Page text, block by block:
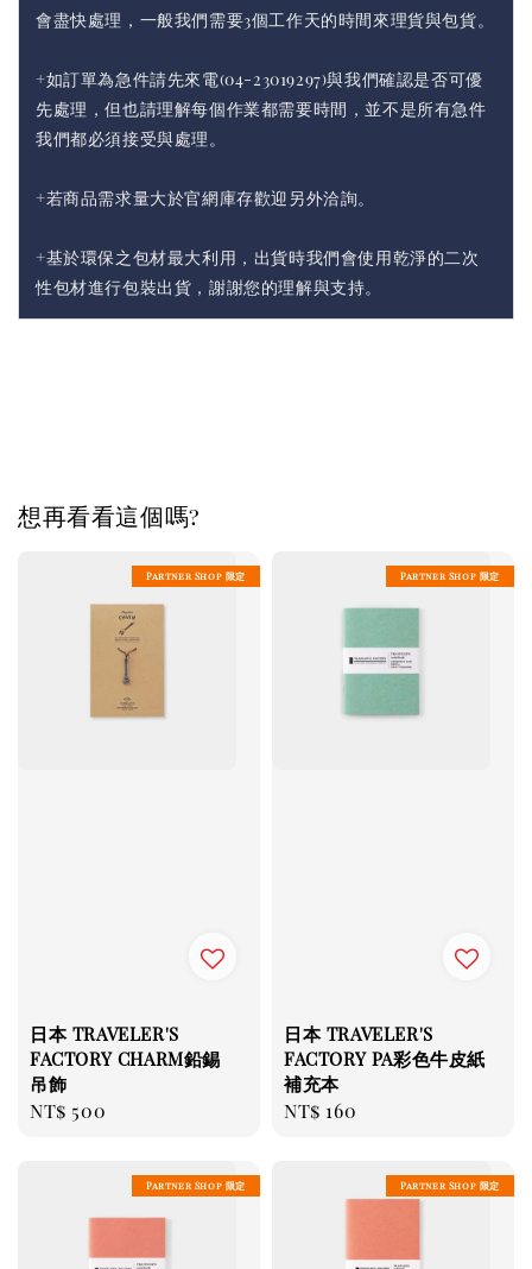
會盡快處理，一般我們需要3個工作天的時間來理貨與包貨。
+如訂單為急件請先來電(04-23019297)與我們確認是否可優
先處理，但也請理解每個作業都需要時間，並不是所有急件
我們都必須接受與處理。
+若商品需求量大於官網庫存歡迎另外洽詢。
+基於環保之包材最大利用，出貨時我們會使用乾淨的二次
性包材進行包裝出貨，謝謝您的理解與支持。
想再看看這個嗎?
Partner Shop 限定
日本 TRAVELER'S
FACTORY CHARM鉛錫
吊飾
Regular
NT$ 500
Partner Shop 限定
日本 TRAVELER'S
FACTORY PA彩色牛皮紙
補充本
Regular
NT$ 160
Partner Shop 限定 Partner Shop 限定